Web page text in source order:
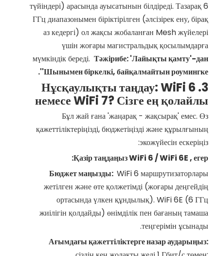
түйіндері) арасында ауысатынын білдіреді. Тазарақ 6
ГГц диапазонымен біріктірілген (әлсізірек ену, бірақ
аз кедергі) ол жақсы жобаланған Mesh жүйелері
үшін жоғары магистральдық қосылымдарға
мүмкіндік береді. Тәжірибе: 'Лайықты қамту'-дан
'Шынымен біркелкі, байқалмайтын роумингке'.
3. Нұсқаулықты таңдау: WiFi 6
немесе WiFi 7? Сізге ең қолайлы
Бұл жай ғана 'жаңарақ - жақсырақ' емес. Өз
қажеттіліктеріңізді, бюджетіңізді және құрылғының
экожүйесін ескеріңіз:
Қазір таңдаңызWiFi 6 /WiFi 6E, егер:
Бюджет маңызды: WiFi 6 маршрутизаторлары
жетілген және өте қолжетімді (жоғары деңгейдің
ортасында үлкен құндылық). WiFi 6E (6 ГГц
жиілігін қолдайды) өнімділік пен бағаның тамаша
теңгерімін ұсынады.
Ағымдағы қажеттіліктерге назар аударыңыз: